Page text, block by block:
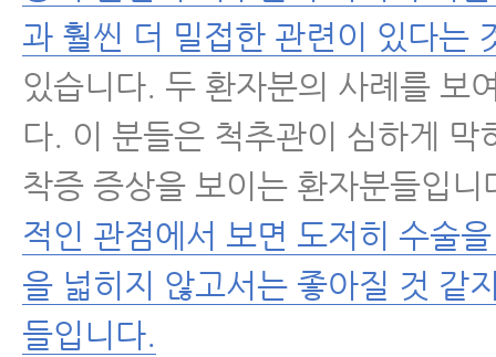
과 훨씬 더 밀접한 관련이 있다는
있습니다. 두 환자분의 사례를 보
다. 이 분들은 척추관이 심하게 막
착증 증상을 보이는 환자분들입
적인 관점에서 보면 도저히 수술
을 넓히지 않고서는 좋아질 것 같
들입니다.